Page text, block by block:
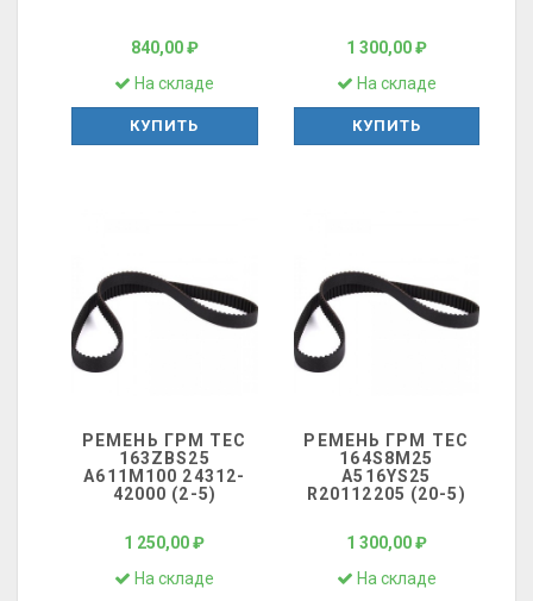
840,00 ₽
На складе
КУПИТЬ
1 300,00 ₽
На складе
КУПИТЬ
РЕМЕНЬ ГРМ ТЕС
163ZBS25
A611M100 24312-
42000 (2-5)
1 250,00 ₽
На складе
РЕМЕНЬ ГРМ ТЕС
164S8M25
A516YS25
R20112205 (20-5)
1 300,00 ₽
На складе